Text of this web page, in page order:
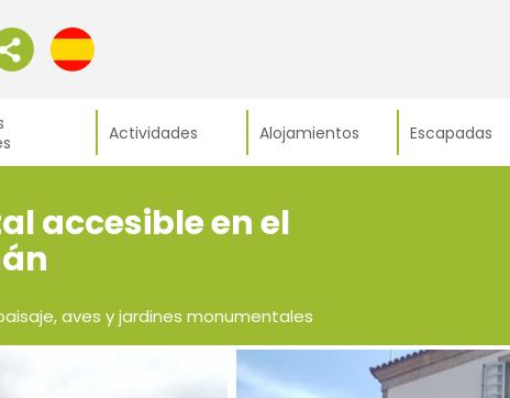
Actividades Alojamientos Escapadas
accesible en el
aves y jardines monumentales